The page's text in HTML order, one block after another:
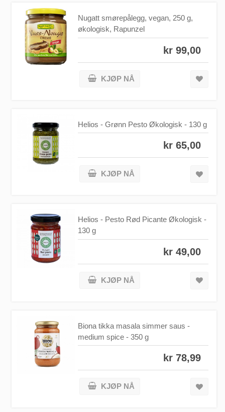
Nugatt smørepålegg, vegan, 250 g,
økologisk, Rapunzel
kr 99,00
KJØP NÅ
Helios - Grønn Pesto Økologisk - 130 g
kr 65,00
KJØP NÅ
Helios - Pesto Rød Picante Økologisk -
130 g
kr 49,00
KJØP NÅ
Biona tikka masala simmer saus -
medium spice - 350 g
kr 78,99
KJØP NÅ